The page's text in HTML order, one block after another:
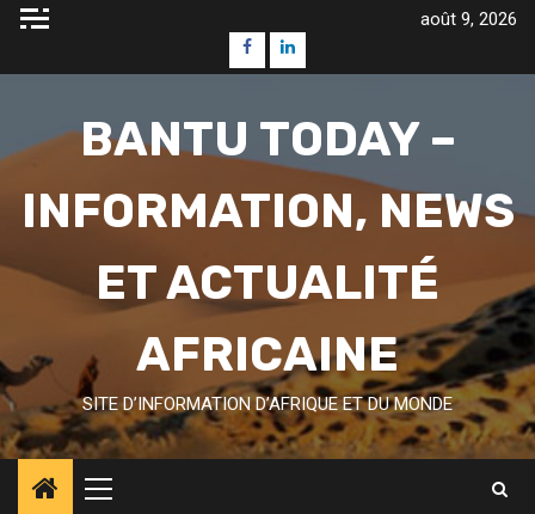
Skip
août 9, 2026
FacebookLinkedin
BANTU TODAY –
INFORMATION, NEWS
ET ACTUALITÉ
AFRICAINE
SITE D’INFORMATION D’AFRIQUE ET DU MONDE
Primary